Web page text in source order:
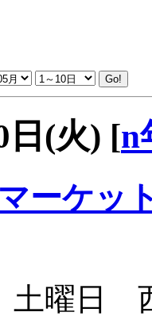
日(火) [n
ーケッ
土曜日